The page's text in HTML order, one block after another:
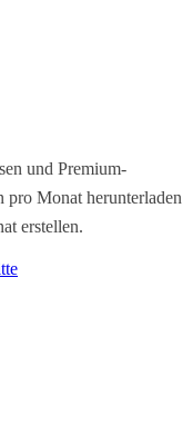
und Premium-
pro Monat herunterladen
erstellen.